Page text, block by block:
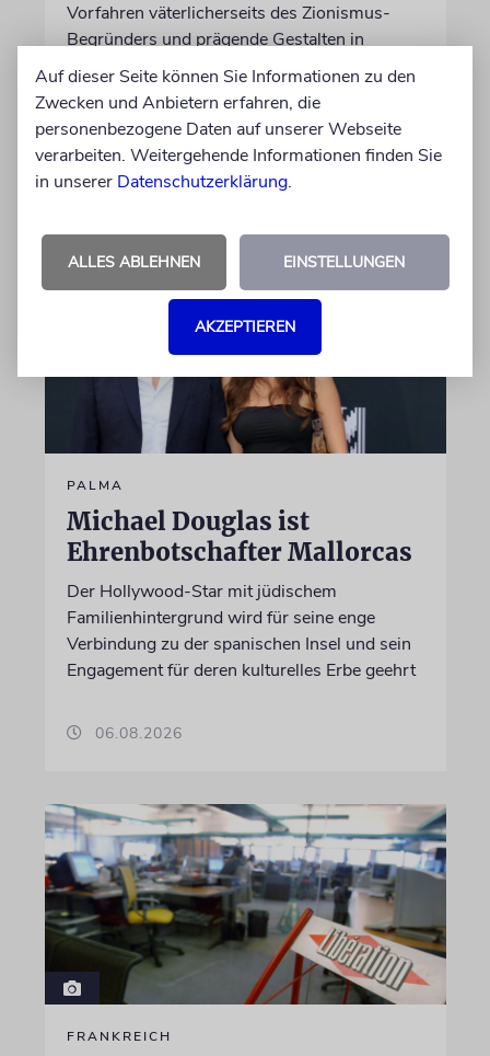
Vorfahren väterlicherseits des Zionismus-
Begründers und prägende Gestalten in
Theodor Herzls Jugend, wurden von Serbien
nach Israel überführt und auf dem Herzlberg
beigesetzt
06.08.2026
PALMA
Michael Douglas ist
Ehrenbotschafter Mallorcas
Der Hollywood-Star mit jüdischem
Familienhintergrund wird für seine enge
Verbindung zu der spanischen Insel und sein
Engagement für deren kulturelles Erbe geehrt
06.08.2026
FRANKREICH
Auf dieser Seite können Sie Informationen zu den
Zwecken und Anbietern erfahren, die
personenbezogene Daten auf unserer Webseite
verarbeiten. Weitergehende Informationen finden Sie
in unserer Datenschutzerklärung.
ALLES ABLEHNEN EINSTELLUNGEN
AKZEPTIEREN